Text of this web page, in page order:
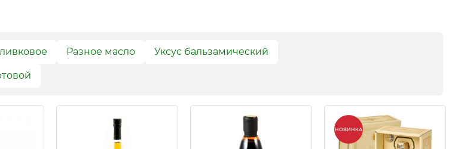
Разное масло Уксус бальзамический
НОВИНКА